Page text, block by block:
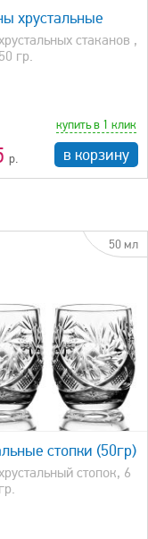
хрустальные
стаканов ,
гр.
купить в 1 клик
в корзину
50 мл
стопки (50гр)
стопок, 6